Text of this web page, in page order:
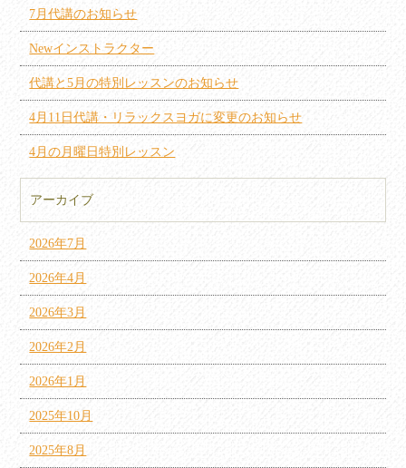
7月代講のお知らせ
Newインストラクター
代講と5月の特別レッスンのお知らせ
4月11日代講・リラックスヨガに変更のお知らせ
4月の月曜日特別レッスン
アーカイブ
2026年7月
2026年4月
2026年3月
2026年2月
2026年1月
2025年10月
2025年8月